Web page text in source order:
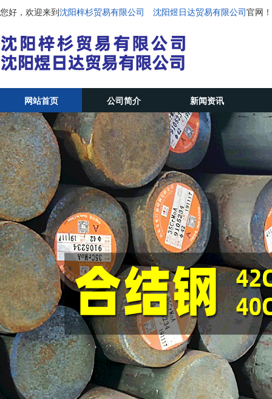
您好，欢迎来到沈阳梓杉贸易有限公司 沈阳煜日达贸易有限公司官网！
网站首页 公司简介 新闻资讯